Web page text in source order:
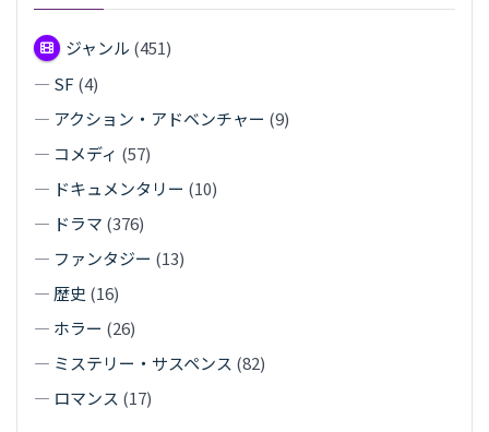
ジャンル (451)
— SF (4)
— アクション・アドベンチャー (9)
— コメディ (57)
— ドキュメンタリー (10)
— ドラマ (376)
— ファンタジー (13)
— 歴史 (16)
— ホラー (26)
— ミステリー・サスペンス (82)
— ロマンス (17)